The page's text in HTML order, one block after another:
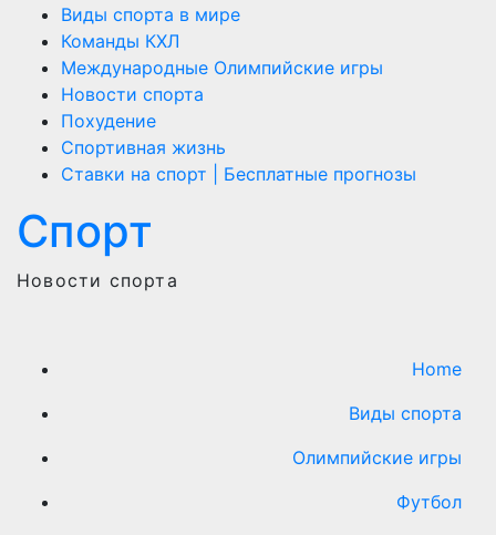
Виды спорта в мире
Команды КХЛ
Международные Олимпийские игры
Новости спорта
Похудение
Спортивная жизнь
Ставки на спорт | Бесплатные прогнозы
Спорт
Новости спорта
Home
Виды cпорта
Олимпийские игры
Футбол